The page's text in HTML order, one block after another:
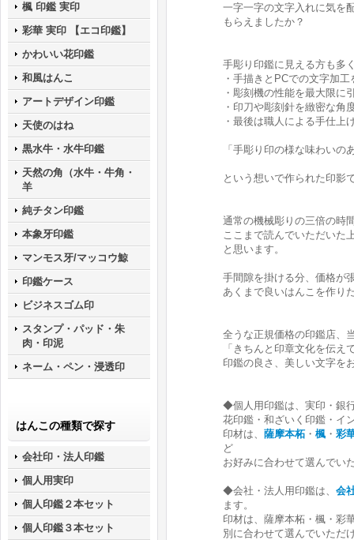
楓 印鑑 実印
彩華 実印 【エコ印鑑】
かわいい花印鑑
和風はんこ
アートデザイン印鑑
天使のはね
黒水牛・水牛印鑑
天然の角（水牛・牛角・
羊
純チタン印鑑
本象牙印鑑
マンモス牙/マッコウ鯨
印鑑ケース
ビジネスゴム印
スタンプ・パッド・朱
肉・印泥
ネーム・ペン・浸透印
はんこの種類で探す
会社印・法人印鑑
個人用実印
個人印鑑２本セット
個人印鑑３本セット
一字一字の文字入れに気を
もらえましたか？
手彫り印鑑に見える方も多
・手描きとPCでの文字加
・彫刻機の性能を最大限に
・印刀や彫刻針を緻密な角
・最後は職人による手仕上
「手彫り印の様な味わいの
という想いで作られた印影
通常の機械彫りの三倍の時
ここまで読んでいただいた
と思います。
手間隙を掛ける分、価格が
あくまで良いはんこを作り
全うな正規価格の印鑑店、
「きちんと印章文化を伝
印鑑の良さ、美しい文字を
◆個人用印鑑は、実印・銀
花印鑑・和ざいく印鑑・イ
印材は、 薩摩本柘・ 楓 ・ 彩
ど
お好みに合わせて選んでい
◆会社・法人用印鑑は、 会
ます。
印材は、薩摩本柘・楓・彩
別に合わせて選んでいただ